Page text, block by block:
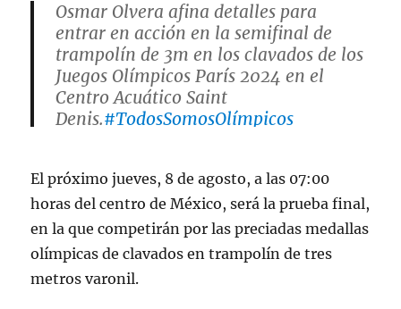
Osmar Olvera afina detalles para
entrar en acción en la semifinal de
trampolín de 3m en los clavados de los
Juegos Olímpicos París 2024 en el
Centro Acuático Saint
Denis.#TodosSomosOlímpicos
— Comité Olímpico Mexicano
(@COM_Mexico)August 7, 2024
El próximo jueves, 8 de agosto, a las 07:00
horas del centro de México, será la prueba final,
en la que competirán por las preciadas medallas
olímpicas de clavados en trampolín de tres
metros varonil.